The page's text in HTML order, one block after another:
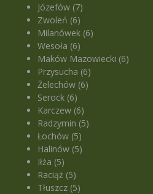
Józefów (7)
Zwoleń (6)
Milanówek (6)
Wesoła (6)
Maków Mazowiecki (6)
Przysucha (6)
Żelechów (6)
Serock (6)
Karczew (6)
Radzymin (5)
Łochów (5)
Halinów (5)
Iłża (5)
Raciąż (5)
Tłuszcz (5)